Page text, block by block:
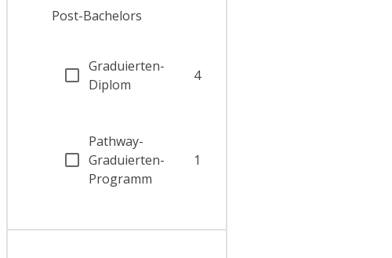
Post-Bachelors
Graduierten-
Diplom
4
Pathway-
Graduierten-
Programm
1